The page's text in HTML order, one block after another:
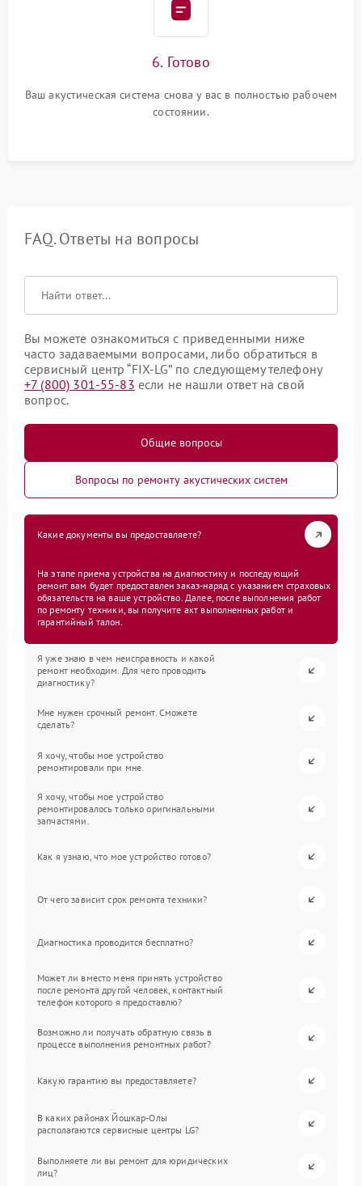
6. Готово
Ваш акустическая система снова у вас в полностью рабочем
состоянии.
FAQ. Ответы на вопросы
Вы можете ознакомиться с приведенными ниже
часто задаваемыми вопросами, либо обратиться в
сервисный центр “FIX-LG” по следующему телефону
+7 (800) 301-55-83 если не нашли ответ на свой
вопрос.
Общие вопросы
Вопросы по ремонту акустических систем
Какие документы вы предоставляете?
На этапе приема устройства на диагностику и последующий
ремонт вам будет предоставлен заказ-наряд с указанием страховых
обязательств на ваше устройство. Далее, после выполнения работ
по ремонту техники, вы получите акт выполненных работ и
гарантийный талон.
Я уже знаю в чем неисправность и какой
ремонт необходим. Для чего проводить
диагностику?
Мне нужен срочный ремонт. Сможете
сделать?
Я хочу, чтобы мое устройство
ремонтировали при мне.
Я хочу, чтобы мое устройство
ремонтировалось только оригинальными
запчастями.
Как я узнаю, что мое устройство готово?
От чего зависит срок ремонта техники?
Диагностика проводится бесплатно?
Может ли вместо меня принять устройство
после ремонта другой человек, контактный
телефон которого я предоставлю?
Возможно ли получать обратную связь в
процессе выполнения ремонтных работ?
Какую гарантию вы предоставляете?
В каких районах Йошкар-Олы
располагаются сервисные центры LG?
Выполняете ли вы ремонт для юридических
лиц?